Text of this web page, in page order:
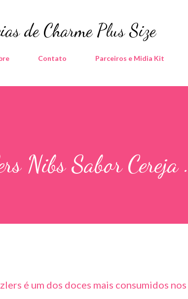
de Charme Plus Size
Contato Parceiros e Midia Kit
Nibs Sabor Cereja .
é um dos doces mais consumidos